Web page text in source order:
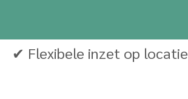
✔ Flexibele inzet op locatie